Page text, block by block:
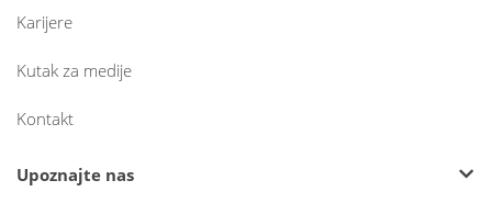
Karijere
Kutak za medije
Kontakt
Upoznajte nas